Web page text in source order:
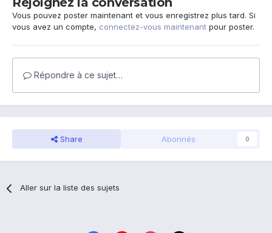
Vous pouvez poster maintenant et vous enregistrez plus tard. Si
vous avez un compte, connectez-vous maintenant pour poster.
Répondre à ce sujet…
Share Abonnés 0
Aller sur la liste des sujets